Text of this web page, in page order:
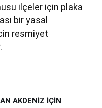
ilçeler için plaka
bir yasal
resmiyet
AKDENİZ İÇİN